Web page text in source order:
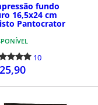
fundo
16,5x24 cm
Pantocrator
10